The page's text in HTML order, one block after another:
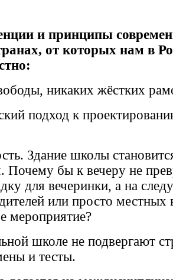
и принципы
от которых нам в
никаких жёстких
подход к
Здание школы
Почему бы к вечеру не
для вечеринки, а на
или просто местных
мероприятие?
школе не подвергают
и тесты.